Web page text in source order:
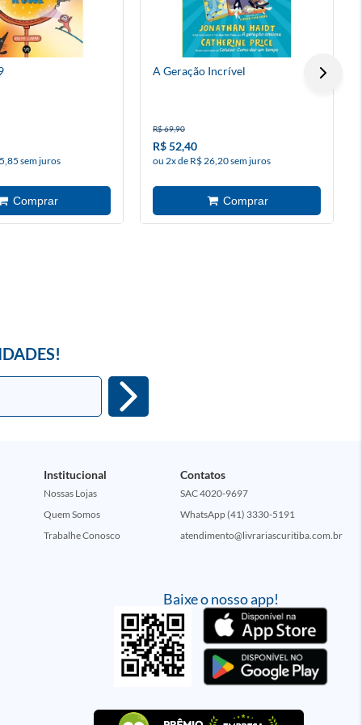
sem juros
A Geração Incrível
R$ 69,90
R$ 52,40
ou 2x de R$ 26,20 sem juros
Baixe o nosso app!
Institucional
Nossas Lojas
Quem Somos
Trabalhe Conosco
Contatos
SAC 4020-9697
WhatsApp (41) 3330-5191
atendimento@livrariascuritiba.com.br